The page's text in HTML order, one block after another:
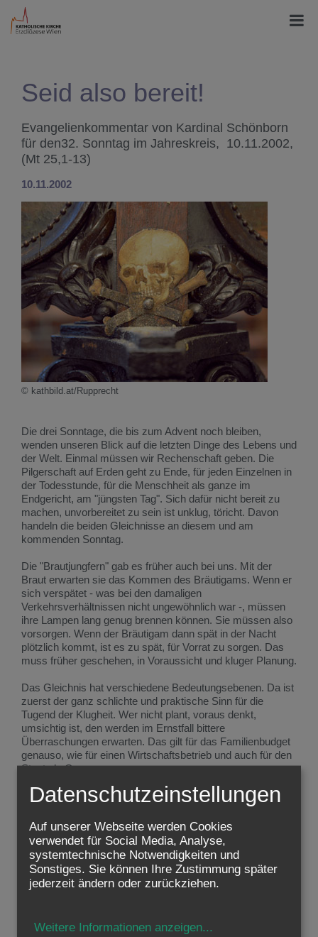
Seid also bereit!
Evangelienkommentar von Kardinal Schönborn
für den32. Sonntag im Jahreskreis, 10.11.2002,
(Mt 25,1-13)
10.11.2002
© kathbild.at/Rupprecht
Die drei Sonntage, die bis zum Advent noch bleiben,
wenden unseren Blick auf die letzten Dinge des Lebens und
der Welt. Einmal müssen wir Rechenschaft geben. Die
Pilgerschaft auf Erden geht zu Ende, für jeden Einzelnen in
der Todesstunde, für die Menschheit als ganze im
Endgericht, am "jüngsten Tag". Sich dafür nicht bereit zu
machen, unvorbereitet zu sein ist unklug, töricht. Davon
handeln die beiden Gleichnisse an diesem und am
kommenden Sonntag.
Die "Brautjungfern" gab es früher auch bei uns. Mit der
Braut erwarten sie das Kommen des Bräutigams. Wenn er
sich verspätet - was bei den damaligen
Verkehrsverhältnissen nicht ungewöhnlich war -, müssen
ihre Lampen lang genug brennen können. Sie müssen also
vorsorgen. Wenn der Bräutigam dann spät in der Nacht
plötzlich kommt, ist es zu spät, für Vorrat zu sorgen. Das
muss früher geschehen, in Voraussicht und kluger Planung.
Das Gleichnis hat verschiedene Bedeutungsebenen. Da ist
zuerst der ganz schlichte und praktische Sinn für die
Tugend der Klugheit. Wer nicht plant, voraus denkt,
umsichtig ist, den werden im Ernstfall bittere
Überraschungen erwarten. Das gilt für das Familienbudget
genauso, wie für einen Wirtschaftsbetrieb und auch für den
Staat als Ganzen.
Aber Jesus hat offensichtlich noch anderes im Sinn. Es
geht um mehr als nur um die notwendige Klugheit in den
Angelegenheiten dieser Welt. Das Bild vom Hochzeitsmahl
spricht vom Reich Gottes, von der kommenden Welt und
davon, was wir zu tun und zu lassen haben, um das ewige
Leben des Himmels nicht zu verlieren.
Unser Leben auf dieser Welt ist ein Zeit der Vorbereitung.
in der Todesstunde, so glauben wir, ist der Moment
Datenschutzeinstellungen
Auf unserer Webseite werden Cookies
verwendet für Social Media, Analyse,
systemtechnische Notwendigkeiten und
Sonstiges. Sie können Ihre Zustimmung später
jederzeit ändern oder zurückziehen.
Weitere Informationen anzeigen...